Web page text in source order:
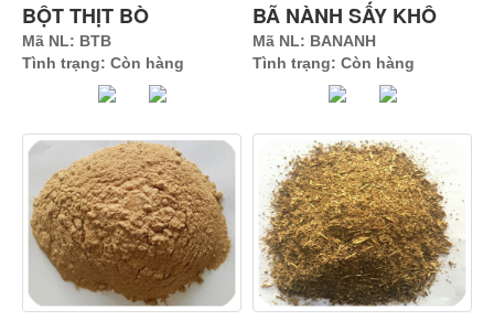
BỘT THỊT BÒ
Mã NL: BTB
Tình trạng: Còn hàng
BÃ NÀNH SẤY KHÔ
Mã NL: BANANH
Tình trạng: Còn hàng